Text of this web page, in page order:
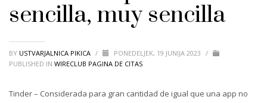
sencilla, muy sencilla
BY USTVARJALNICA PIKICA / PONEDELJEK, 19 JUNIJA 2023 /
PUBLISHED IN WIRECLUB PAGINA DE CITAS
Tinder – Considerada para gran cantidad de igual que una app no